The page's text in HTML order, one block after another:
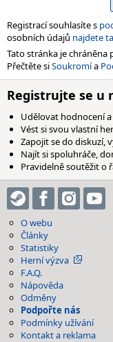
Registrací souhlasíte s
osobních údajů najdete
Tato stránka je chráněna
Přečtěte siSoukromía
Registrujte se u
Udělovat hodnocení
Vést si svou vlastní
Zapojit se do diskuzí,
Najít si spoluhráče,
Pravidelně soutěžit o
O webu
Články
Statistiky
Herní výzva
F.A.Q.
Nápověda
Odměny
Podpořte nás
Podmínky užívání
Kontakt a reklama